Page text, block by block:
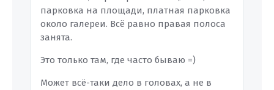
парковка на площади, платная парковка
около галереи. Всё равно правая полоса
занята.
Это только там, где часто бываю =)
Может всё-таки дело в головах, а не в